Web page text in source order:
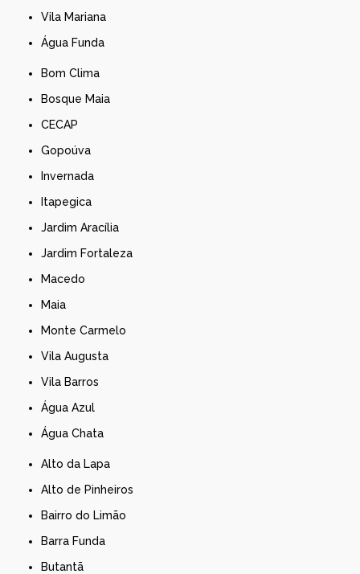
Vila Mariana
Água Funda
Bom Clima
Bosque Maia
CECAP
Gopoúva
Invernada
Itapegica
Jardim Aracília
Jardim Fortaleza
Macedo
Maia
Monte Carmelo
Vila Augusta
Vila Barros
Água Azul
Água Chata
Alto da Lapa
Alto de Pinheiros
Bairro do Limão
Barra Funda
Butantã